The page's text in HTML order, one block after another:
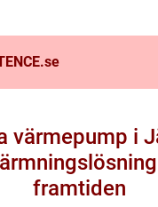
se
värmepump i
framtiden